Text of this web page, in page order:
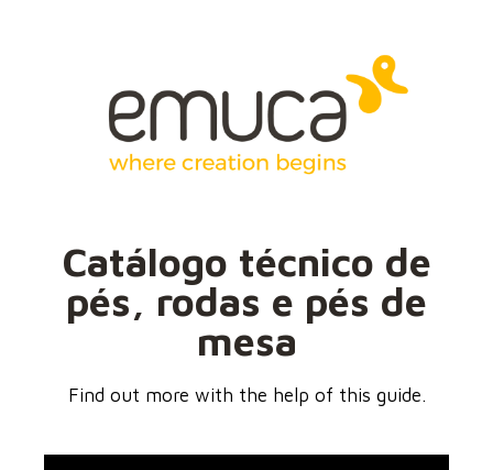
Catálogo técnico de
pés, rodas e pés de
mesa
Find out more with the help of this guide.